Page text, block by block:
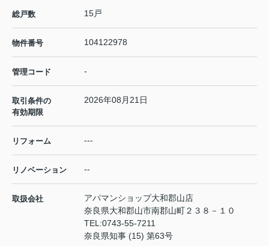
総戸数 15戸
物件番号 104122978
管理コード -
取引条件の
有効期限
2026年08月21日
リフォーム ---
リノベーション --
取扱会社
アパマンショップ大和郡山店
奈良県大和郡山市南郡山町２３８－１０
TEL:0743-55-7211
奈良県知事 (15) 第63号